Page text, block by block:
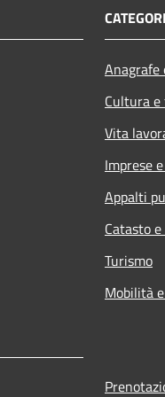
Cultura
Vita
Imprese
Appalti
Catasto
Turismo
Mobilità